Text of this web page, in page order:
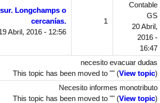
Longchamps o
cercanías.
Abril, 2016 - 12:56
1
Contable
GS
20 Abril,
2016 -
16:47
necesito evacuar dudas
This topic has been moved to "" (View topic)
Necesito informes monotributo
This topic has been moved to "" (View topic)